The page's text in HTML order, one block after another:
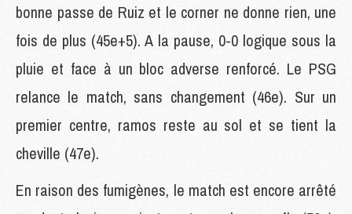
bonne passe de Ruiz et le corner ne donne rien, une
fois de plus (45e+5). A la pause, 0-0 logique sous la
pluie et face à un bloc adverse renforcé. Le PSG
relance le match, sans changement (46e). Sur un
premier centre, ramos reste au sol et se tient la
cheville (47e).
En raison des fumigènes, le match est encore arrêté